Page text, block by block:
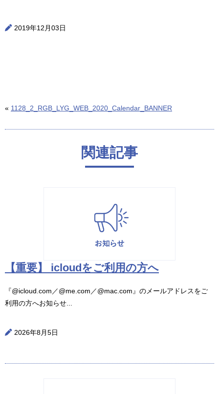
2019年12月03日
« 1128_2_RGB_LYG_WEB_2020_Calendar_BANNER
関連記事
【重要】 icloudをご利用の方へ
『@icloud.com／@me.com／@mac.com』のメールアドレスをご
利用の方へお知らせ...
2026年8月5日